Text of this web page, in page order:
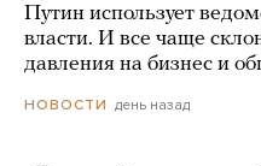
Путин использует
власти. И все чаще
давления на бизнес и
НОВОСТИ день назад